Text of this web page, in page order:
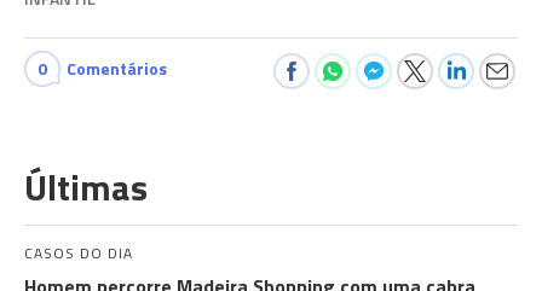
0 Comentários
Últimas
CASOS DO DIA